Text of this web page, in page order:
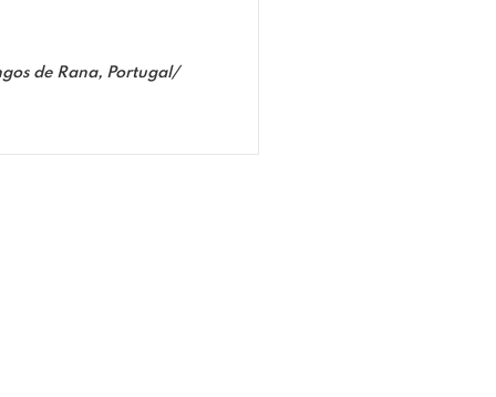
de Rana, Portugal/